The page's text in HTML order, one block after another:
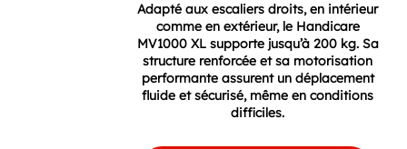
Adapté aux escaliers droits, en intérieur
comme en extérieur, le Handicare
MV1000 XL supporte jusqu’à 200 kg. Sa
structure renforcée et sa motorisation
performante assurent un déplacement
fluide et sécurisé, même en conditions
difficiles.